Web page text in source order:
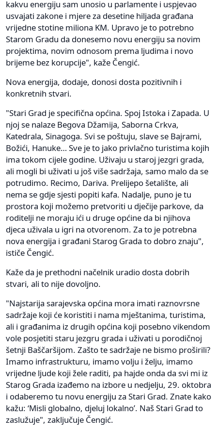
kakvu energiju sam unosio u parlamente i uspjevao
usvajati zakone i mjere za desetine hiljada građana
vrijedne stotine miliona KM. Upravo je to potrebno
Starom Gradu da donesemo novu energiju sa novim
projektima, novim odnosom prema ljudima i novo
brijeme bez korupcije", kaže Čengić.
Nova energija, dodaje, donosi dosta pozitivnih i
konkretnih stvari.
"Stari Grad je specifična općina. Spoj Istoka i Zapada. U
njoj se nalaze Begova Džamija, Saborna Crkva,
Katedrala, Sinagoga. Svi se poštuju, slave se Bajrami,
Božići, Hanuke… Sve je to jako privlačno turistima kojih
ima tokom cijele godine. Uživaju u staroj jezgri grada,
ali mogli bi uživati u još više sadržaja, samo malo da se
potrudimo. Recimo, Dariva. Prelijepo šetalište, ali
nema se gdje sjesti popiti kafa. Nadalje, puno je tu
prostora koji možemo pretvoriti u dječije parkove, da
roditelji ne moraju ići u druge općine da bi njihova
djeca uživala u igri na otvorenom. Za to je potrebna
nova energija i građani Starog Grada to dobro znaju",
ističe Čengić.
Kaže da je prethodni načelnik uradio dosta dobrih
stvari, ali to nije dovoljno.
"Najstarija sarajevska općina mora imati raznovrsne
sadržaje koji će koristiti i nama mještanima, turistima,
ali i građanima iz drugih općina koji posebno vikendom
vole posjetiti staru jezgru grada i uživati u porodičnoj
šetnji Baščaršijom. Zašto te sadržaje ne bismo proširili?
Imamo infrastrukturu, imamo volju i želju, imamo
vrijedne ljude koji žele raditi, pa hajde onda da svi mi iz
Starog Grada izađemo na izbore u nedjelju, 29. oktobra
i odaberemo tu novu energiju za Stari Grad. Znate kako
kažu: ‘Misli globalno, djeluj lokalno’. Naš Stari Grad to
zaslužuje", zaključuje Čengić.